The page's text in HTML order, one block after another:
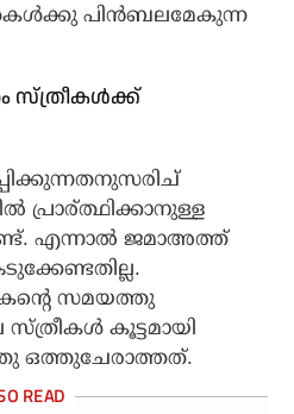
പിന്‍ബലമേകുന്ന
സ്ത്രീകള്‍ക്ക്
പ്രാര്ത്ഥിക്കാനുള്ള
എന്നാല്‍ ജമാഅത്ത്
സമയത്തു
കൂട്ടമായി
ഒത്തുചേരാത്തത്‌.